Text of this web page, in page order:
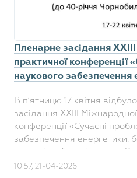
Пленарне засідання
практичної конференції
наукового забезпечення
В п’ятницю 17 квітня
засідання ХХІІІ
конференції «Сучасні
забезпечення енергетики:
екологічний моніторинг».
10:57, 21-04-2026